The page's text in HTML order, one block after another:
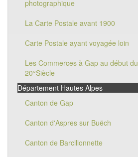
photographique
La Carte Postale avant 1900
Carte Postale ayant voyagée loin
Les Commerces à Gap au début du
20°Siècle
Département Hautes Alpes
Canton de Gap
Canton d'Aspres sur Buëch
Canton de Barcillonnette